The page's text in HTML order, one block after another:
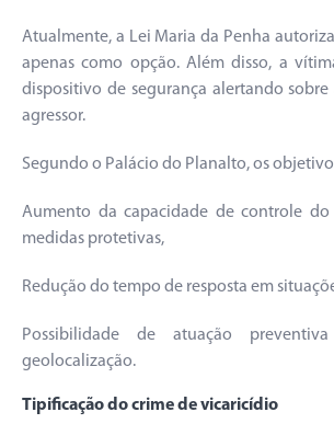
Atualmente, a Lei Maria da Penha
apenas como opção. Além disso, a
dispositivo de segurança alertando
agressor.
Segundo o Palácio do Planalto, os
Aumento da capacidade de controle
medidas protetivas,
Redução do tempo de resposta em
Possibilidade de atuação
geolocalização.
Tipificação do crime de vicaricídio